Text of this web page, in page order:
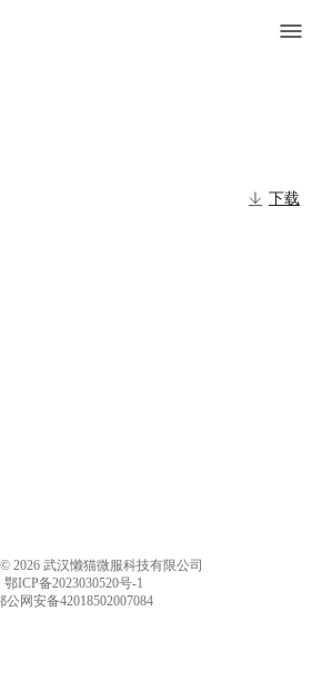
下载
2026 武汉懒猫微服科技有限公司
鄂ICP备2023030520号-1
公网安备42018502007084